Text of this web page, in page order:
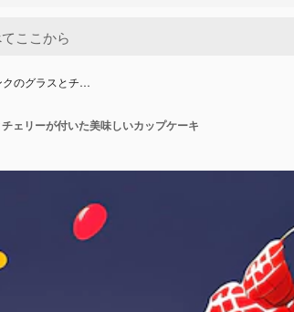
クのグラスとチ…
ェリーが付いた美味しいカップケーキ